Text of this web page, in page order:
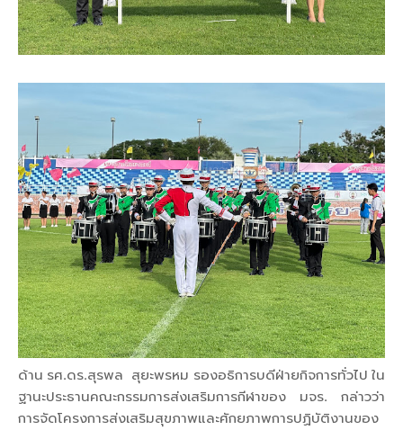
ด้าน รศ.ดร.สุรพล สุยะพรหม รองอธิการบดีฝ่ายกิจการทั่วไป ใน
ฐานะประธานคณะกรรมการส่งเสริมการกีฬาของ มจร. กล่าวว่า
การจัดโครงการส่งเสริมสุขภาพและศักยภาพการปฏิบัติงานของ